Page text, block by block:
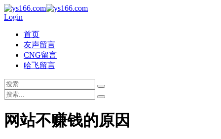
Login
首页
友声留言
CNG留言
哈飞留言
网站不赚钱的原因